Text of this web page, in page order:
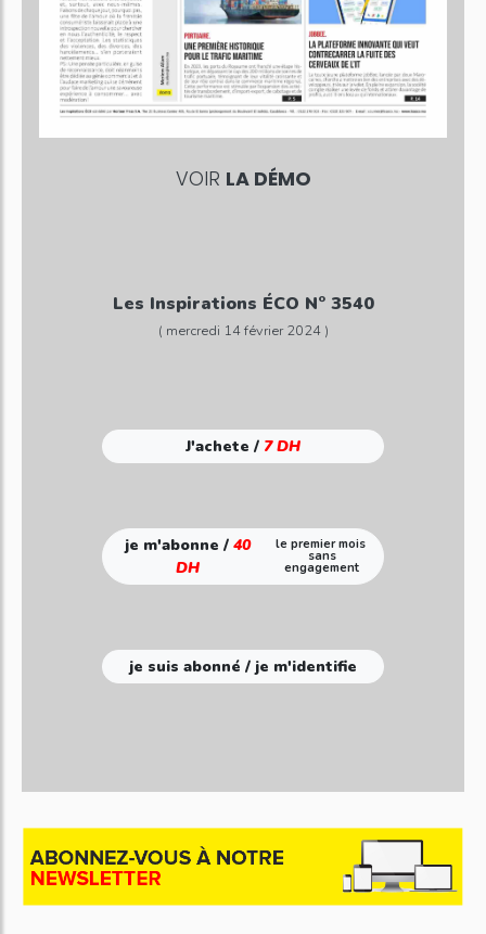
VOIR LA DÉMO
Les Inspirations ÉCO N° 3540
( mercredi 14 février 2024 )
J'achete / 7 DH
je m'abonne /40
DH
le premier mois
sans
engagement
je suis abonné / je m'identifie